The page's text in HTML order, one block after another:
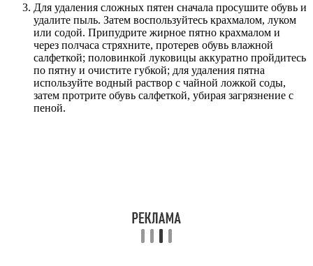
Для удаления сложных пятен сначала просушите обувь и
удалите пыль. Затем воспользуйтесь крахмалом, луком
или содой. Припудрите жирное пятно крахмалом и
через полчаса стряхните, протерев обувь влажной
салфеткой; половинкой луковицы аккуратно пройдитесь
по пятну и очистите губкой; для удаления пятна
используйте водный раствор с чайной ложкой соды,
затем протрите обувь салфеткой, убирая загрязнение с
пеной.